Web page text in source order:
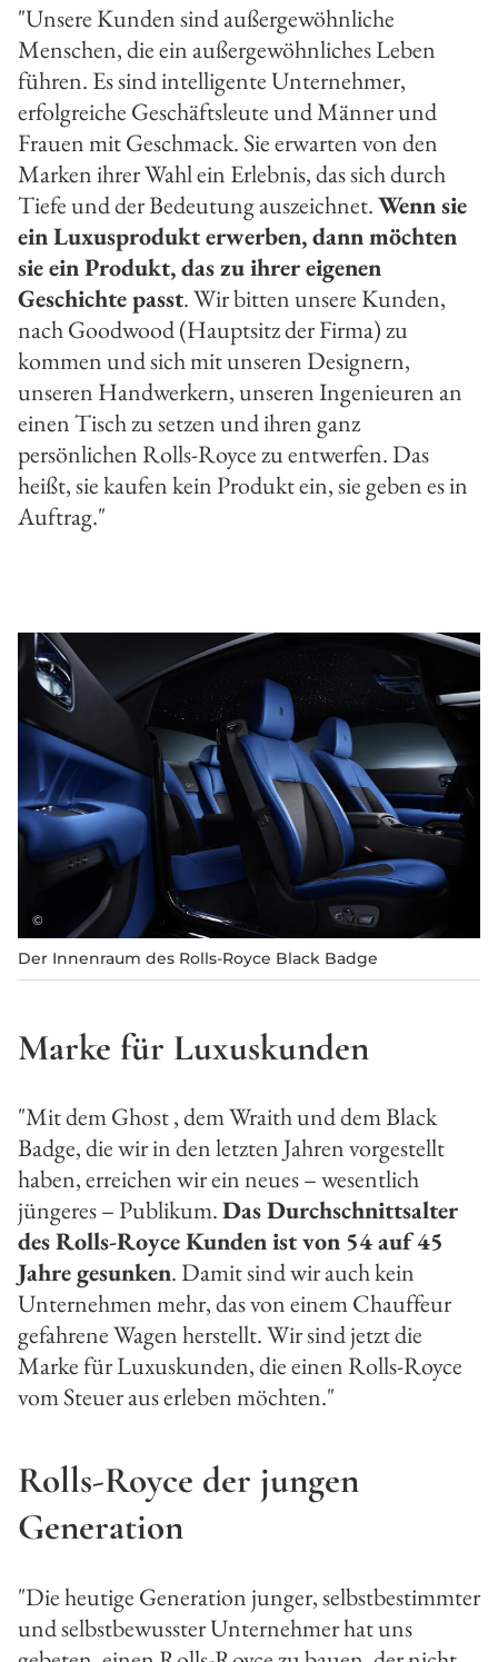
"Unsere Kunden sind außergewöhnliche
Menschen, die ein außergewöhnliches Leben
führen. Es sind intelligente Unternehmer,
erfolgreiche Geschäftsleute und Männer und
Frauen mit Geschmack. Sie erwarten von den
Marken ihrer Wahl ein Erlebnis, das sich durch
Tiefe und der Bedeutung auszeichnet.Wenn sie
ein Luxusprodukt erwerben, dann möchten
sie ein Produkt, das zu ihrer eigenen
Geschichte passt. Wir bitten unsere Kunden,
nach Goodwood (Hauptsitz der Firma) zu
kommen und sich mit unseren Designern,
unseren Handwerkern, unseren Ingenieuren an
einen Tisch zu setzen und ihren ganz
persönlichen Rolls-Royce zu entwerfen. Das
heißt, sie kaufen kein Produkt ein, sie geben es in
Auftrag."
©
Der Innenraum des Rolls-Royce Black Badge
Marke für Luxuskunden
"Mit dem Ghost , dem Wraith und dem Black
Badge, die wir in den letzten Jahren vorgestellt
haben, erreichen wir ein neues – wesentlich
jüngeres – Publikum.Das Durchschnittsalter
des Rolls-Royce Kunden ist von 54 auf 45
Jahre gesunken. Damit sind wir auch kein
Unternehmen mehr, das von einem Chauffeur
gefahrene Wagen herstellt. Wir sind jetzt die
Marke für Luxuskunden, die einen Rolls-Royce
vom Steuer aus erleben möchten."
Rolls-Royce der jungen
Generation
"Die heutige Generation junger, selbstbestimmter
und selbstbewusster Unternehmer hat uns